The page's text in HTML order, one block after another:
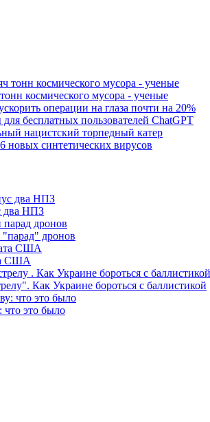
космического мусора - ученые
операции на глаза почти на 20%
бесплатных пользователей ChatGPT
нацистский торпедный катер
синтетических вирусов
два НПЗ
дронов
США
Как Украине бороться с баллистикой
что это было